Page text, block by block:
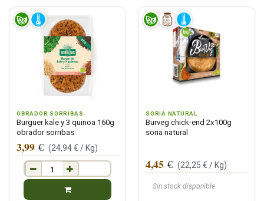
OBRADOR SORRIBAS
Burguer kale y 3 quinoa 160g
obrador sorribas
3,99 € (24,94€ / Kg)
SORIA NATURAL
Burveg chick-end 2x100g
soria natural
Sin stock disponible
4,45 € (22,25 € / Kg)